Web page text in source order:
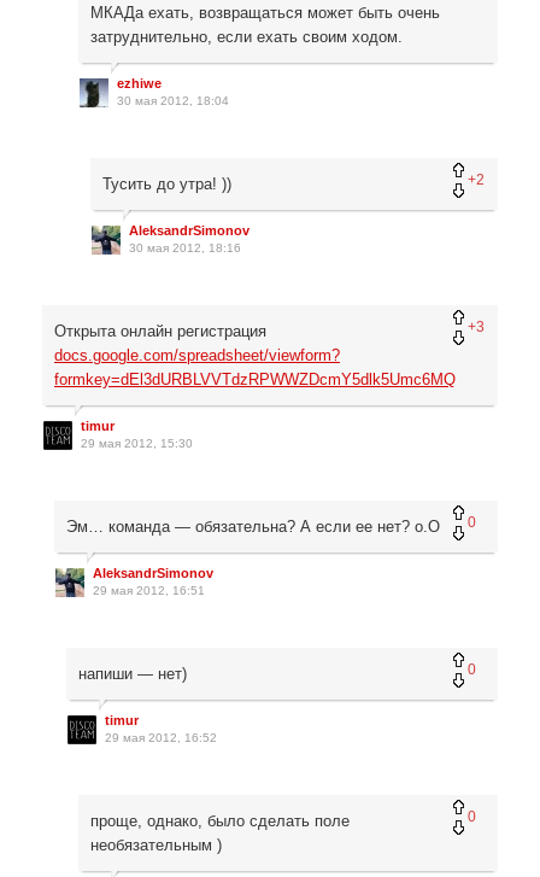
МКАДа ехать, возвращаться может быть очень
затруднительно, если ехать своим ходом.
ezhiwe
30 мая 2012, 18:04
+2
Тусить до утра! ))
AleksandrSimonov
30 мая 2012, 18:16
+3
Открыта онлайн регистрация
docs.google.com/spreadsheet/viewform?
formkey=dEl3dURBLVVTdzRPWWZDcmY5dlk5Umc6MQ
timur
29 мая 2012, 15:30
0
Эм… команда — обязательна? А если ее нет? о.О
AleksandrSimonov
29 мая 2012, 16:51
0
напиши — нет)
timur
29 мая 2012, 16:52
0
проще, однако, было сделать поле
необязательным )